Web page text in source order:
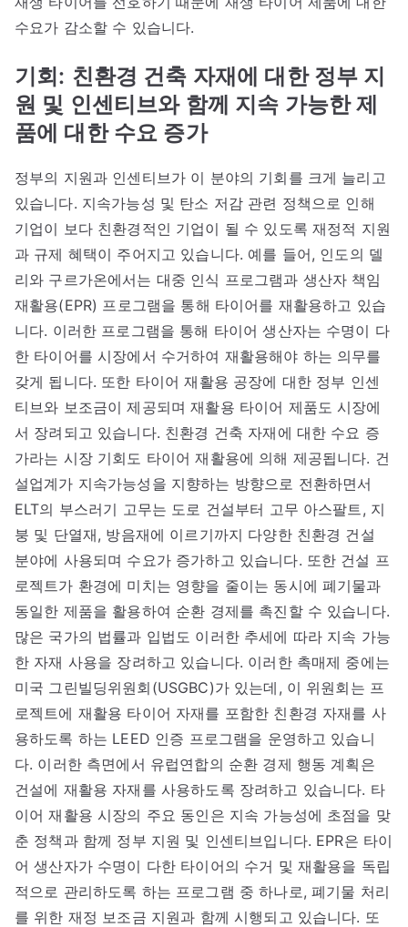
수요가 감소할 수 있습니다.
기회: 친환경 건축 자재에 대한 정부 지
원 및 인센티브와 함께 지속 가능한 제
품에 대한 수요 증가
정부의 지원과 인센티브가 이 분야의 기회를 크게 늘리고
있습니다. 지속가능성 및 탄소 저감 관련 정책으로 인해
기업이 보다 친환경적인 기업이 될 수 있도록 재정적 지원
과 규제 혜택이 주어지고 있습니다. 예를 들어, 인도의 델
리와 구르가온에서는 대중 인식 프로그램과 생산자 책임
재활용(EPR) 프로그램을 통해 타이어를 재활용하고 있습
니다. 이러한 프로그램을 통해 타이어 생산자는 수명이 다
한 타이어를 시장에서 수거하여 재활용해야 하는 의무를
갖게 됩니다. 또한 타이어 재활용 공장에 대한 정부 인센
티브와 보조금이 제공되며 재활용 타이어 제품도 시장에
서 장려되고 있습니다. 친환경 건축 자재에 대한 수요 증
가라는 시장 기회도 타이어 재활용에 의해 제공됩니다. 건
설업계가 지속가능성을 지향하는 방향으로 전환하면서
ELT의 부스러기 고무는 도로 건설부터 고무 아스팔트, 지
붕 및 단열재, 방음재에 이르기까지 다양한 친환경 건설
분야에 사용되며 수요가 증가하고 있습니다. 또한 건설 프
로젝트가 환경에 미치는 영향을 줄이는 동시에 폐기물과
동일한 제품을 활용하여 순환 경제를 촉진할 수 있습니다.
많은 국가의 법률과 입법도 이러한 추세에 따라 지속 가능
한 자재 사용을 장려하고 있습니다. 이러한 촉매제 중에는
미국 그린빌딩위원회(USGBC)가 있는데, 이 위원회는 프
로젝트에 재활용 타이어 자재를 포함한 친환경 자재를 사
용하도록 하는 LEED 인증 프로그램을 운영하고 있습니
다. 이러한 측면에서 유럽연합의 순환 경제 행동 계획은
건설에 재활용 자재를 사용하도록 장려하고 있습니다. 타
이어 재활용 시장의 주요 동인은 지속 가능성에 초점을 맞
춘 정책과 함께 정부 지원 및 인센티브입니다. EPR은 타이
어 생산자가 수명이 다한 타이어의 수거 및 재활용을 독립
적으로 관리하도록 하는 프로그램 중 하나로, 폐기물 처리
를 위한 재정 보조금 지원과 함께 시행되고 있습니다. 또